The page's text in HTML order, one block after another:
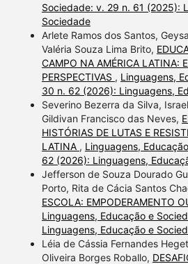
Sociedade: v. 29 n. 61 (2025):
Sociedade
Arlete Ramos dos Santos,
Valéria Souza Lima Brito,
CAMPO NA AMÉRICA LATINA:
PERSPECTIVAS , Linguagens,
30 n. 62 (2026): Linguagens,
Severino Bezerra da Silva,
Gildivan Francisco das Neves,
HISTÓRIAS DE LUTAS E
LATINA , Linguagens,
62 (2026): Linguagens,
Jefferson de Souza Dourado
Porto, Rita de Cácia Santos
ESCOLA: EMPODERAMENTO
Linguagens, Educação e
Linguagens, Educação e
Léia de Cássia Fernandes
Oliveira Borges Roballo,